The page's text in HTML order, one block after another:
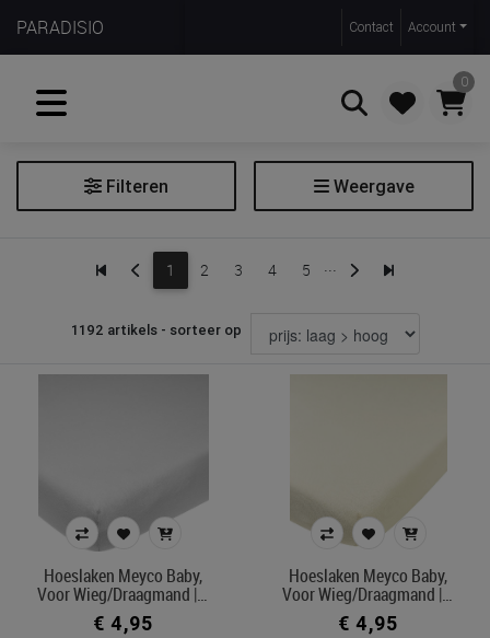
PARADISIO Contact Account
0
Zoeken
Filteren Weergave
Donsdeken
Hemelstaaf
Laken
Parkbumper
Parkkuip
1 2 3 4 5 ...
1192 artikels - sorteer op
Hoeslaken Meyco Baby,
Voor Wieg/draagmand |…
€ 4,95
Hoeslaken Meyco Baby,
Voor Wieg/draagmand |…
€ 4,95